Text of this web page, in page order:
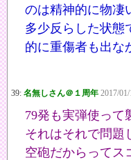
のは精神的に物凄
多少反らした状態
的に重傷者も出な
39: 名無しさん＠１周年 2017/
79発も実弾使って
それはそれで問題
空砲だからってス